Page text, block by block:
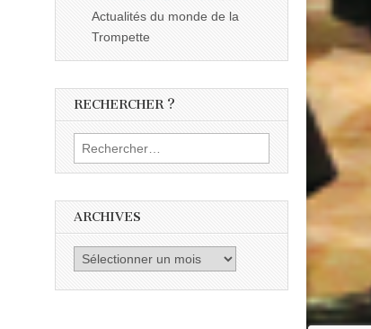
Actualités du monde de la
Trompette
RECHERCHER ?
Rechercher :
ARCHIVES
Archives